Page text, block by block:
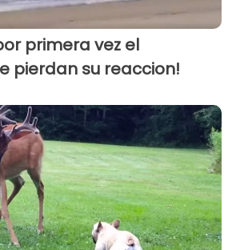
primera vez el
pierdan su reaccion!